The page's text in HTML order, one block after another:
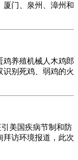
厦门、泉州、漳州和
鸡养殖机械人木鸡郎
识别死鸡、弱鸡的火
美国疾病节制和防
拜访环境报道，此次